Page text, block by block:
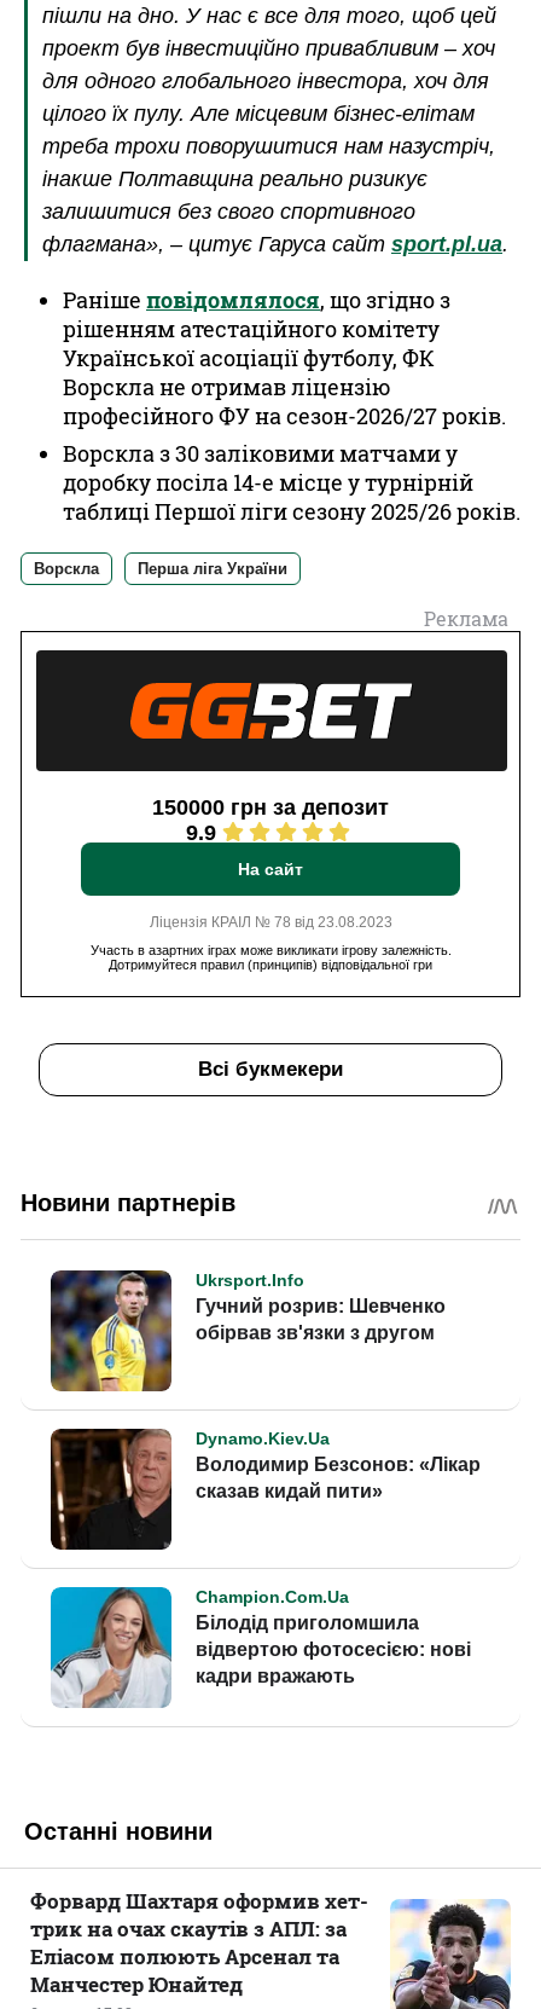
пішли на дно. У нас є все для того, щоб цей
проект був інвестиційно привабливим – хоч
для одного глобального інвестора, хоч для
цілого їх пулу. Але місцевим бізнес-елітам
треба трохи поворушитися нам назустріч,
інакше Полтавщина реально ризикує
залишитися без свого спортивного
флагмана», – цитує Гаруса сайт sport.pl.ua.
Раніше повідомлялося, що згідно з
рішенням атестаційного комітету
Української асоціації футболу, ФК
Ворскла не отримав ліцензію
професійного ФУ на сезон-2026/27 років.
Ворскла з 30 заліковими матчами у
доробку посіла 14-е місце у турнірній
таблиці Першої ліги сезону 2025/26 років.
Ворскла Перша ліга України
Реклама
150000 грн за депозит
9.9
На сайт
Ліцензія КРАІЛ № 78 від 23.08.2023
Участь в азартних іграх може викликати ігрову залежність.
Дотримуйтеся правил (принципів) відповідальної гри
Всі букмекери
Останні новини
Форвард Шахтаря оформив хет-
трик на очах скаутів з АПЛ: за
Еліасом полюють Арсенал та
Манчестер Юнайтед